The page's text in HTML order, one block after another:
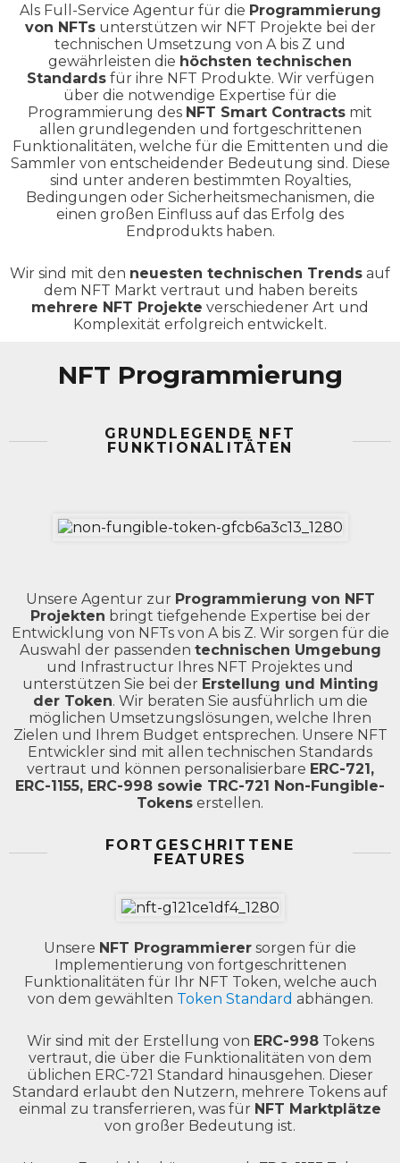
Als Full-Service Agentur für die Programmierung
von NFTsunterstützen wir NFT Projekte bei der
technischen Umsetzung von A bis Z und
gewährleisten die höchsten technischen
Standardsfür ihre NFT Produkte. Wir verfügen
über die notwendige Expertise für die
Programmierung des NFT Smart Contracts mit
allen grundlegenden und fortgeschrittenen
Funktionalitäten, welche für die Emittenten und die
Sammler von entscheidender Bedeutung sind. Diese
sind unter anderen bestimmten Royalties,
Bedingungen oder Sicherheitsmechanismen, die
einen großen Einfluss auf das Erfolg des
Endprodukts haben.
Wir sind mit den neuesten technischen Trends auf
dem NFT Markt vertraut und haben bereits
mehrere NFT Projekte verschiedener Art und
Komplexität erfolgreich entwickelt.
NFT Programmierung
GRUNDLEGENDE NFT
FUNKTIONALITÄTEN
Unsere Agentur zur Programmierung von NFT
Projekten bringt tiefgehende Expertise bei der
Entwicklung von NFTs von A bis Z. Wir sorgen für die
Auswahl der passenden technischen Umgebung
und Infrastructur Ihres NFT Projektes und
unterstützen Sie bei der Erstellung und Minting
der Token. Wir beraten Sie ausführlich um die
möglichen Umsetzungslösungen, welche Ihren
Zielen und Ihrem Budget entsprechen. Unsere NFT
Entwickler sind mit allen technischen Standards
vertraut und können personalisierbare ERC-721,
ERC-1155, ERC-998 sowie TRC-721 Non-Fungible-
Tokens erstellen.
FORTGESCHRITTENE
FEATURES
Unsere NFT Programmierer sorgen für die
Implementierung von fortgeschrittenen
Funktionalitäten für Ihr NFT Token, welche auch
von dem gewählten Token Standard abhängen.
Wir sind mit der Erstellung von ERC-998Tokens
vertraut, die über die Funktionalitäten von dem
üblichen ERC-721 Standard hinausgehen. Dieser
Standard erlaubt den Nutzern, mehrere Tokens auf
einmal zu transferrieren, was für NFT Marktplätze
von großer Bedeutung ist.